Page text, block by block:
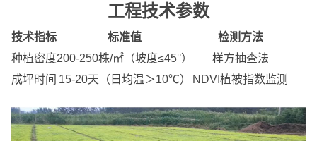
工程技术参数
技术指标 标准值
检测方法
种植密度200-250株/㎡（坡度≤45°）
样方抽查法
成坪时间 15-20天（日均温＞10℃） NDVI植被指数监测